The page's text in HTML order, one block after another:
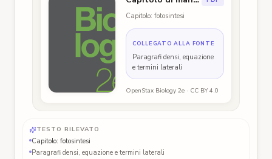
Capitolo: fotosintesi
COLLEGATO ALLA FONTE
Paragrafi densi, equazione
e termini laterali
OpenStax Biology 2e · CC BY 4.0
Capitolo di manuale
TESTO RILEVATO
Capitolo: fotosintesi
Paragrafi densi, equazione e termini laterali